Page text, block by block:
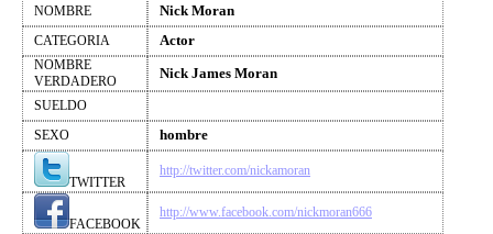
NOMBRE Nick Moran
CATEGORIA Actor
NOMBRE
VERDADERO
Nick James Moran
SUELDO
SEXO
hombre
TWITTER
http://twitter.com/nickamoran
FACEBOOK
http://www.facebook.com/nickmoran666